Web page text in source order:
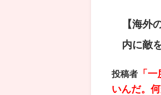
【海外
内に敵
投稿者 「
いんだ。